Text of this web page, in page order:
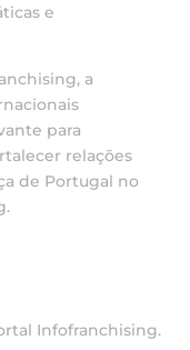
e
a
para
relações
de Portugal no
Infofranchising.